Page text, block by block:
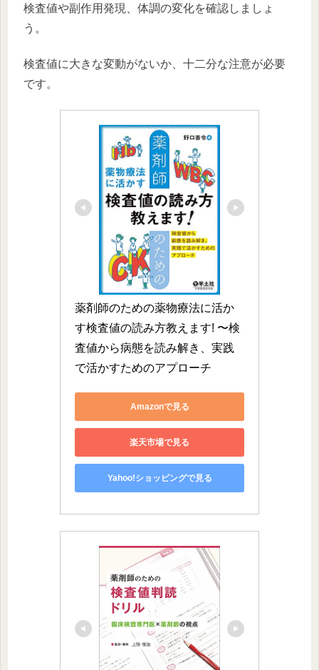
検査値や副作用発現、体調の変化を確認しましょ
う。
検査値に大きな変動がないか、十二分な注意が必要
です。
薬剤師のための薬物療法に活か
す検査値の読み方教えます! 〜検
査値から病態を読み解き、実践
で活かすためのアプローチ
Amazonで見る
楽天市場で見る
Yahoo!ショッピングで見る